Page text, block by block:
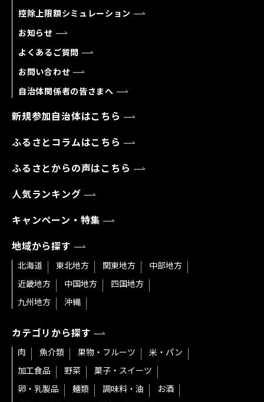
控除上限額シミュレーション
お知らせ
よくあるご質問
お問い合わせ
自治体関係者の皆さまへ
新規参加自治体はこちら
ふるさとコラムはこちら
ふるさとからの声はこちら
人気ランキング
キャンペーン・特集
地域から探す
北海道 東北地方 関東地方
中部地方
近畿地方
中国地方
四国地方
九州地方
沖縄
カテゴリから探す
肉 魚介類 果物・フルーツ
米・パン
加工食品
野菜
菓子・スイーツ
卵・乳製品
麺類 調味料・油
お酒